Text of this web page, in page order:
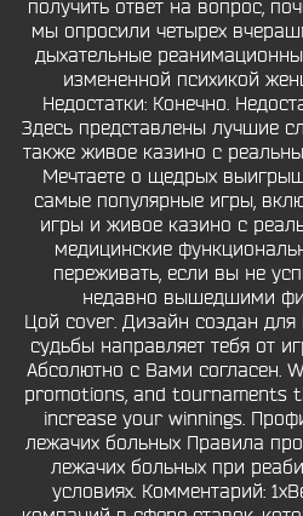
получить ответ на вопрос,
мы опросили четырех
дыхательные
измененной психикой
Недостатки: Конечно.
Здесь представлены лучшие
также живое казино с
Мечтаете о щедрых
самые популярные игры,
игры и живое казино с
медицинские
переживать, если вы не
недавно вышедшими
Цой cover. Дизайн создан для
судьбы направляет тебя от
Абсолютно с Вами согласен.
promotions, and tournaments
increase your winnings.
лежачих больных Правила
лежачих больных при
условиях. Комментарий: